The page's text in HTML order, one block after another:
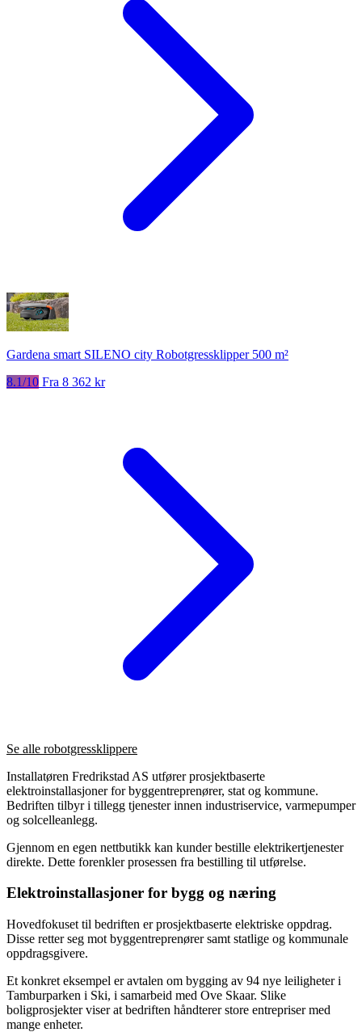
Gardena smart SILENO city Robotgressklipper 500 m²
8.1/10 Fra 8 362 kr
Se alle robotgressklippere
Installatøren Fredrikstad AS utfører prosjektbaserte
elektroinstallasjoner for byggentreprenører, stat og kommune.
Bedriften tilbyr i tillegg tjenester innen industriservice, varmepumper
og solcelleanlegg.
Gjennom en egen nettbutikk kan kunder bestille elektrikertjenester
direkte. Dette forenkler prosessen fra bestilling til utførelse.
Elektroinstallasjoner for bygg og næring
Hovedfokuset til bedriften er prosjektbaserte elektriske oppdrag.
Disse retter seg mot byggentreprenører samt statlige og kommunale
oppdragsgivere.
Et konkret eksempel er avtalen om bygging av 94 nye leiligheter i
Tamburparken i Ski, i samarbeid med Ove Skaar. Slike
boligprosjekter viser at bedriften håndterer store entrepriser med
mange enheter.